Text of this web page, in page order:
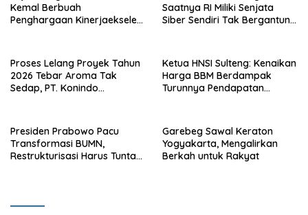
Kemal Berbuah
Penghargaan Kinerjaekselen
Saatnya RI Miliki Senjata
Siber Sendiri Tak Bergantung
Proses Lelang Proyek Tahun
2026 Tebar Aroma Tak
Sedap, PT. Konindo
Ketua HNSI Sulteng: Kenaikan
Harga BBM Berdampak
Turunnya Pendapatan
Presiden Prabowo Pacu
Transformasi BUMN,
Restrukturisasi Harus Tuntas
Garebeg Sawal Keraton
Yogyakarta, Mengalirkan
Berkah untuk Rakyat